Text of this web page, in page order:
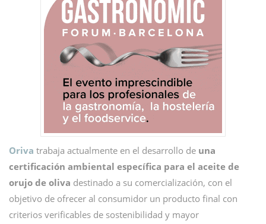
Oriva trabaja actualmente en el desarrollo de una
certificación ambiental específica para el aceite de
orujo de oliva destinado a su comercialización, con el
objetivo de ofrecer al consumidor un producto final con
criterios verificables de sostenibilidad y mayor